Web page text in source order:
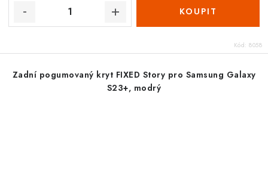
Kód: 8058
Zadní pogumovaný kryt FIXED Story pro Samsung Galaxy
S23+, modrý